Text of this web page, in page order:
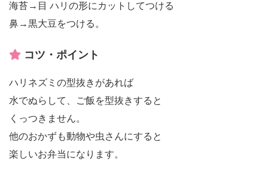
海苔→目 ハリの形にカットしてつける
鼻→黒大豆をつける。
コツ・ポイント
ハリネズミの型抜きがあれば
水でぬらして、ご飯を型抜きすると
くっつきません。
他のおかずも動物や虫さんにすると
楽しいお弁当になります。